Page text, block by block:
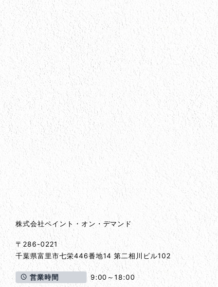
会社情報とサイトマップ
株式会社ペイント・オン・デマンド
〒286-0221
千葉県富里市七栄446番地14 第二相川ビル102
営業時間 9:00～18:00